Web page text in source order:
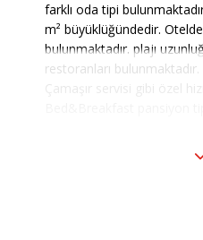
farklı oda tipi
m² büyüklüğündedir. Otelde
bulunmaktadır. plajı
restoranları
Çamaşır servisi gibi özel